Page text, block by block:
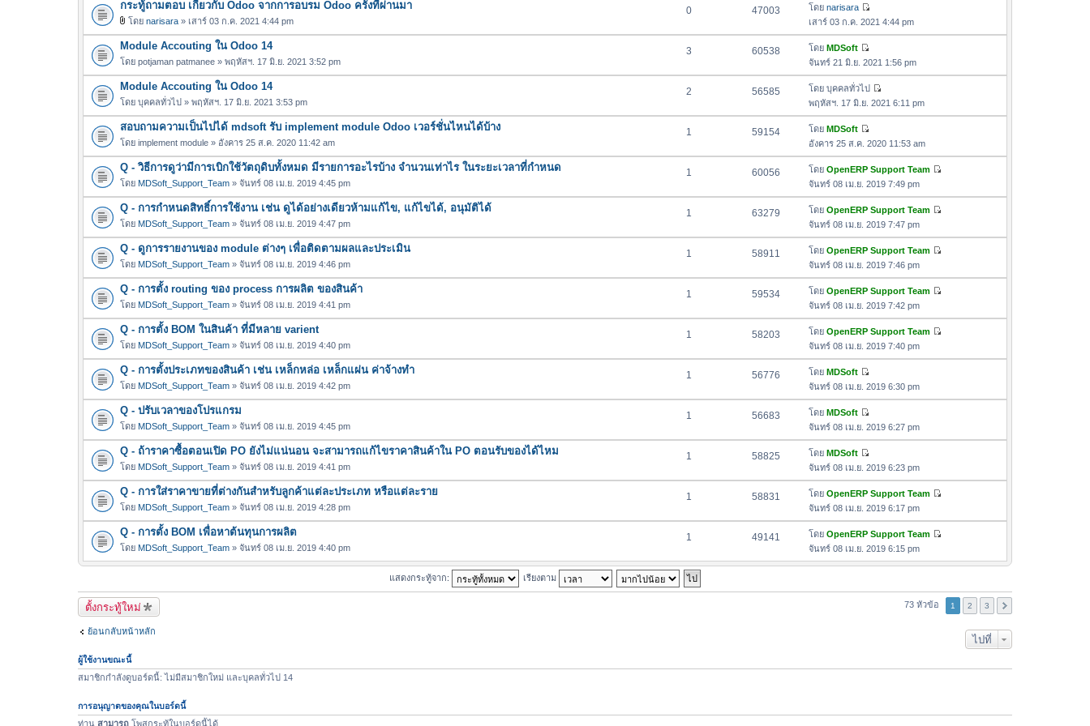
สุ
ม
ล่
สุ
ด
ค
ว
ม
ล่
า
สุ
กระทู้ถามตอบ เกี่ยวกับ Odoo จากการอบรม Odoo ครั้งที่ผ่านมา
ฟ
ล์
แ
น
บ
โดย narisara » เสาร์ 03 ก.ค. 2021 4:44 pm
0 47003 โดย narisara
ดู
ข้
ค
ว
า
ม
ล่
สุ
เสาร์ 03 ก.ค. 2021 4:44 pm
Module Accouting ใน Odoo 14
โดย potjaman patmanee » พฤหัสฯ. 17 มิ.ย. 2021 3:52 pm
3 60538 โดย MDSoft
ดู
ข้
อ
ค
ว
ม
ล่
า
สุ
จันทร์ 21 มิ.ย. 2021 1:56 pm
Module Accouting ใน Odoo 14
โดย บุคคลทั่วไป » พฤหัสฯ. 17 มิ.ย. 2021 3:53 pm
2 56585 โดย บุคคลทั่วไป
ดู
ข้
ค
ว
า
ม
ล่
า
สุ
พฤหัสฯ. 17 มิ.ย. 2021 6:11 pm
สอบถามความเป็นไปได้ mdsoft รับ implement module Odoo เวอร์ชั่นไหนได้บ้าง
โดย implement module » อังคาร 25 ส.ค. 2020 11:42 am
1 59154 โดย MDSoft
ดู
ข้
อ
ค
ว
า
ม
ล่
า
สุ
อังคาร 25 ส.ค. 2020 11:53 am
Q - วิธีการดูว่ามีการเบิกใช้วัตถุดิบทั้งหมด มีรายการอะไรบ้าง จำนวนเท่าไร ในระยะเวลาที่กำหนด
โดย MDSoft_Support_Team » จันทร์ 08 เม.ย. 2019 4:45 pm
1 60056 โดย OpenERP Support Team
ข้
ว
ล่
จันทร์ 08 เม.ย. 2019 7:49 pm
Q - การกำหนดสิทธิ์การใช้งาน เช่น ดูได้อย่างเดียวห้ามแก้ไข, แก้ไขได้, อนุมัติได้
โดย MDSoft_Support_Team » จันทร์ 08 เม.ย. 2019 4:47 pm
1 63279 โดย OpenERP Support Team
ข้
ว
ล่
จันทร์ 08 เม.ย. 2019 7:47 pm
Q - ดูการรายงานของ module ต่างๆ เพื่อติดตามผลและประเมิน
โดย MDSoft_Support_Team » จันทร์ 08 เม.ย. 2019 4:46 pm
1 58911 โดย OpenERP Support Team
ข้
ว
ล่
จันทร์ 08 เม.ย. 2019 7:46 pm
Q - การตั้ง routing ของ process การผลิต ของสินค้า
โดย MDSoft_Support_Team » จันทร์ 08 เม.ย. 2019 4:41 pm
1 59534 โดย OpenERP Support Team
ข้
ว
ล่
จันทร์ 08 เม.ย. 2019 7:42 pm
Q - การตั้ง BOM ในสินค้า ที่มีหลาย varient
โดย MDSoft_Support_Team » จันทร์ 08 เม.ย. 2019 4:40 pm
1 58203 โดย OpenERP Support Team
ข้
ว
ล่
จันทร์ 08 เม.ย. 2019 7:40 pm
Q - การตั้งประเภทของสินค้า เช่น เหล็กหล่อ เหล็กแผ่น ค่าจ้างทำ
โดย MDSoft_Support_Team » จันทร์ 08 เม.ย. 2019 4:42 pm
1 56776 โดย MDSoft
ดู
ข้
ค
ว
ม
ล่
า
สุ
จันทร์ 08 เม.ย. 2019 6:30 pm
Q - ปรับเวลาของโปรแกรม
โดย MDSoft_Support_Team » จันทร์ 08 เม.ย. 2019 4:45 pm
1 56683 โดย MDSoft
ดู
ข้
ค
ว
า
ม
ล่
า
สุ
ด
จันทร์ 08 เม.ย. 2019 6:27 pm
Q - ถ้าราคาซื้อตอนเปิด PO ยังไม่แน่นอน จะสามารถแก้ไขราคาสินค้าใน PO ตอนรับของได้ไหม
โดย MDSoft_Support_Team » จันทร์ 08 เม.ย. 2019 4:41 pm
1 58825 โดย MDSoft
ดู
ข้
อ
ค
ว
า
ม
ล่
สุ
จันทร์ 08 เม.ย. 2019 6:23 pm
Q - การใส่ราคาขายที่ต่างกันสำหรับลูกค้าแต่ละประเภท หรือแต่ละราย
โดย MDSoft_Support_Team » จันทร์ 08 เม.ย. 2019 4:28 pm
1 58831 โดย OpenERP Support Team
ข้
ว
ม
จันทร์ 08 เม.ย. 2019 6:17 pm
Q - การตั้ง BOM เพื่อหาต้นทุนการผลิต
โดย MDSoft_Support_Team » จันทร์ 08 เม.ย. 2019 4:40 pm
1 49141 โดย OpenERP Support Team
ข้
า
จันทร์ 08 เม.ย. 2019 6:15 pm
แสดงกระทู้จาก: เรียงตาม
ตั้งกระทู้ใหม่ 73 หัวข้อ 1 2 3
ย้อนกลับหน้าหลัก
ไปที่
ผู้ใช้งานขณะนี้
สมาชิกกำลังดูบอร์ดนี้: ไม่มีสมาชิกใหม่ และบุคลทั่วไป 14
การอนุญาตของคุณในบอร์ดนี้
ท่าน สามารถ โพสกระทู้ในบอร์ดนี้ได้